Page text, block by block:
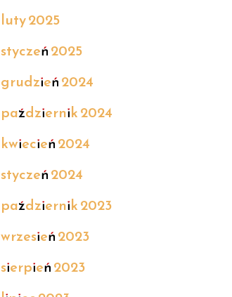
luty 2025
styczeń 2025
grudzień 2024
październik 2024
kwiecień 2024
styczeń 2024
październik 2023
wrzesień 2023
sierpień 2023